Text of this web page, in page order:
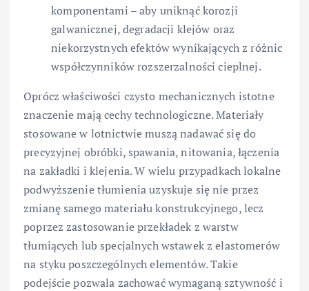
komponentami – aby uniknąć korozji
galwanicznej, degradacji klejów oraz
niekorzystnych efektów wynikających z różnic
współczynników rozszerzalności cieplnej.
Oprócz właściwości czysto mechanicznych istotne
znaczenie mają cechy technologiczne. Materiały
stosowane w lotnictwie muszą nadawać się do
precyzyjnej obróbki, spawania, nitowania, łączenia
na zakładki i klejenia. W wielu przypadkach lokalne
podwyższenie tłumienia uzyskuje się nie przez
zmianę samego materiału konstrukcyjnego, lecz
poprzez zastosowanie przekładek z warstw
tłumiących lub specjalnych wstawek z elastomerów
na styku poszczególnych elementów. Takie
podejście pozwala zachować wymaganą sztywność i